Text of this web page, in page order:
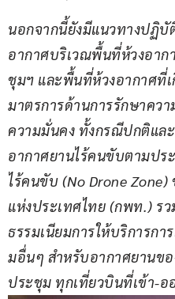
นอกจากนี้ยังมีแนวทางปฏิบั
อากาศบริเวณพื้นที่ห้วงอาก
ชุมฯ และพื้นที่ห้วงอากาศที่
มาตรการด้านการรักษาคว
ความมั่นคง ทั้งกรณีปกติแล
อากาศยานไร้คนขับตามปร
ไร้คนขับ (No Drone
แห่งประเทศไทย (กพท.) รว
ธรรมเนียมการให้บริการกา
มอื่นๆ สำหรับอากาศยานข
ประชุม ทุกเที่ยวบินที่เข้า-อ